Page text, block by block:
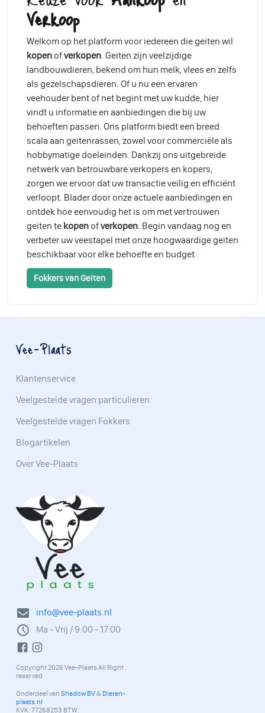
Verkoop
Welkom op het platform voor iedereen die geiten wil
kopen ofverkopen. Geiten zijn veelzijdige
landbouwdieren, bekend om hun melk, vlees en zelfs
als gezelschapsdieren. Of u nu een ervaren
veehouder bent of net begint met uw kudde, hier
vindt u informatie en aanbiedingen die bij uw
behoeften passen. Ons platform biedt een breed
scala aan geitenrassen, zowel voor commerciële als
hobbymatige doeleinden. Dankzij ons uitgebreide
netwerk van betrouwbare verkopers en kopers,
zorgen we ervoor dat uw transactie veilig en efficiënt
verloopt. Blader door onze actuele aanbiedingen en
ontdek hoe eenvoudig het is om met vertrouwen
geiten te kopen ofverkopen. Begin vandaag nog en
verbeter uw veestapel met onze hoogwaardige geiten
beschikbaar voor elke behoefte en budget.
Fokkers van Geiten
info@vee-plaats.nl
Ma - Vrij / 9:00 - 17:00
Copyright 2026 Vee-Plaats All Right
reserved
Onderdeel van Shadow BV& Dieren-
plaats.nl
KVK: 77268253 BTW:
Vee-Plaats
Klantenservice
Veelgestelde vragen particulieren
Veelgestelde vragen Fokkers
Blogartikelen
Over Vee-Plaats